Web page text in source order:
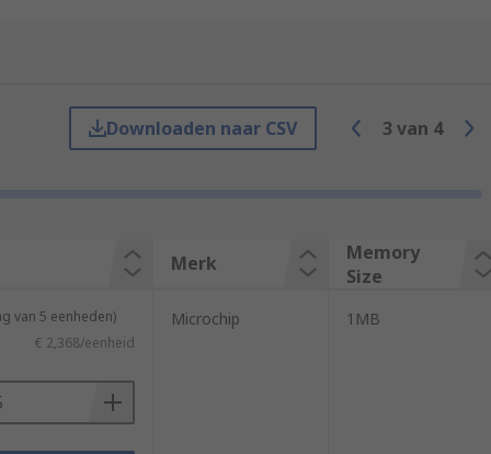
Downloaden naar CSV 3 van 4
Merk
Memory
Size
van 5 eenheden)
€ 2,368/eenheid
Microchip 1MB